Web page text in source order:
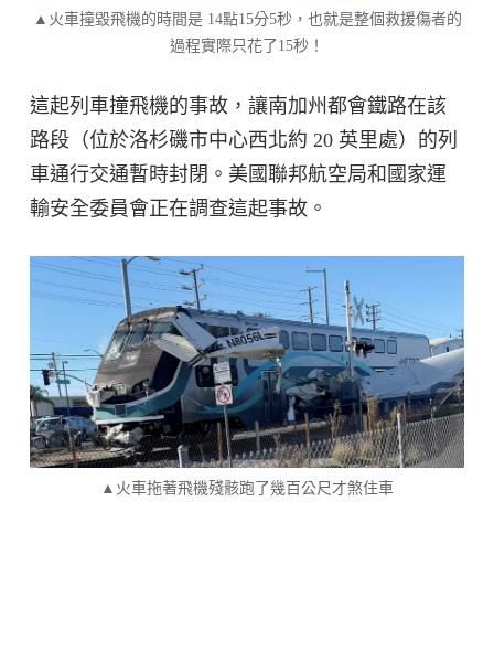
▲火車撞毀飛機的時間是 14點15分5秒，也就是整個救援傷者的
過程實際只花了15秒！
這起列車撞飛機的事故，讓南加州都會鐵路在該
路段（位於洛杉磯市中心西北約 20 英里處）的列
車通行交通暫時封閉。美國聯邦航空局和國家運
輸安全委員會正在調查這起事故。
▲火車拖著飛機殘骸跑了幾百公尺才煞住車